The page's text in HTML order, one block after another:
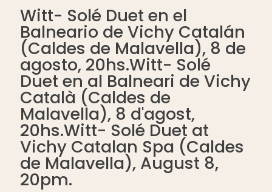
Witt- Solé Duet en el
Balneario de Vichy Catalán
(Caldes de Malavella), 8 de
agosto, 20hs.Witt- Solé
Duet en al Balneari de Vichy
Català (Caldes de
Malavella), 8 d'agost,
20hs.Witt- Solé Duet at
Vichy Catalan Spa (Caldes
de Malavella), August 8,
20pm.